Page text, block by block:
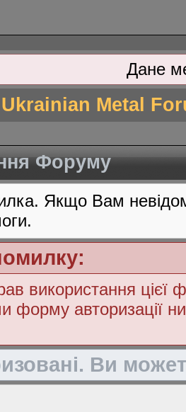
Дане
Metal
Форуму
Якщо Вам
використання цієї
форму авторизації
Ви